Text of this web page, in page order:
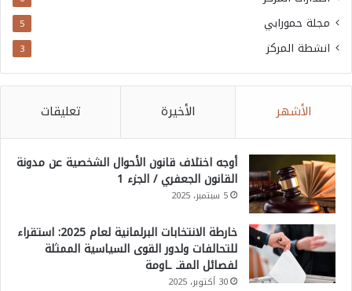
مجلة حمورابي 5
انشطة المركز 3
الأشهر الأخيرة تعليقات
أوجه اختلاف قانون الأحوال الشخصية عن مدونة
القانون الجعفري / الجزء 1
5 سبتمبر، 2025
خارطة الانتخابات البرلمانية لعام 2025: استقراء
للتحالفات ولدور القوى السياسية الممثلة
لفصائل المقـ ـاومة
30 أكتوبر، 2025